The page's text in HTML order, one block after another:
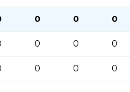
0 0 0
0 0 0
0 0 0